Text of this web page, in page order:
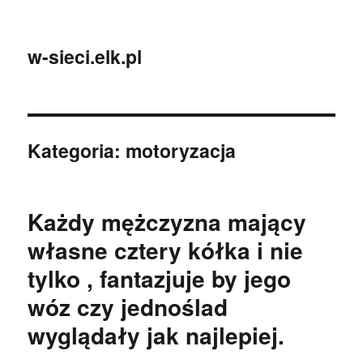
w-sieci.elk.pl
Kategoria: motoryzacja
Każdy mężczyzna mający
własne cztery kółka i nie
tylko , fantazjuje by jego
wóz czy jednoślad
wyglądały jak najlepiej.